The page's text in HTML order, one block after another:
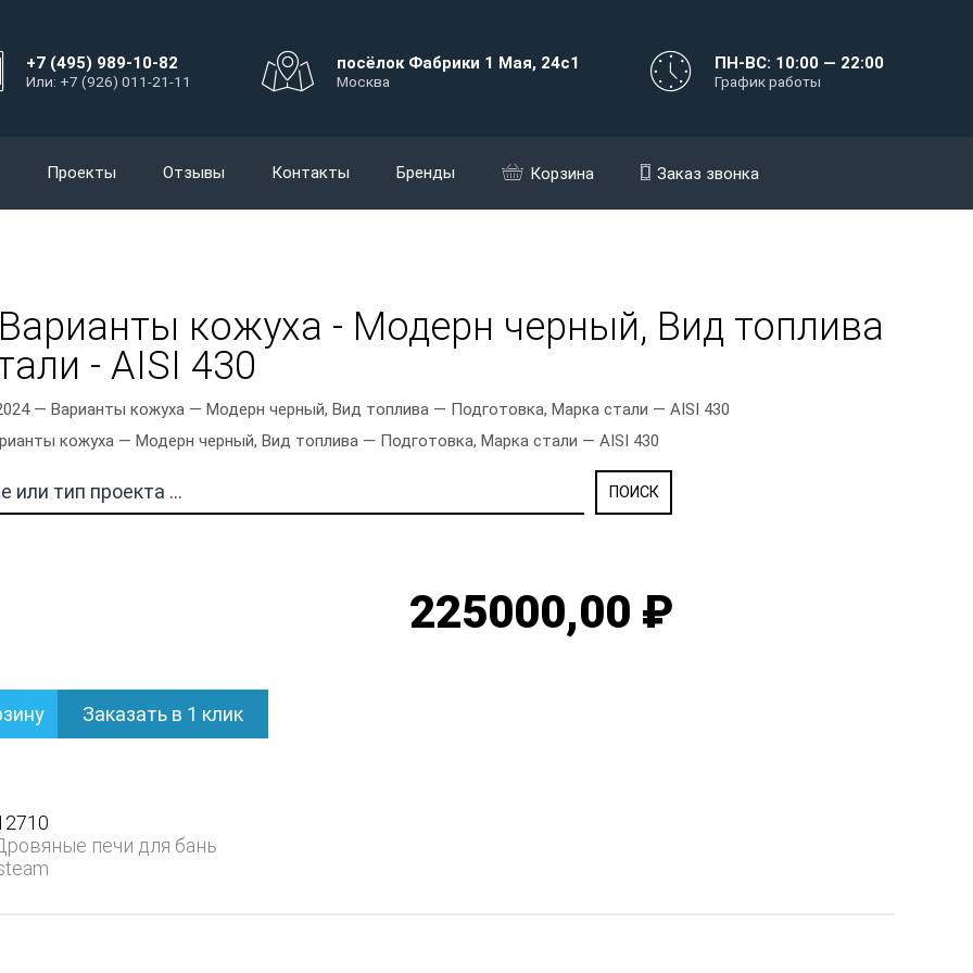
+7 (495) 989-10-82
Или: +7 (926) 011-21-11
посёлок Фабрики 1 Мая, 24с1
Москва
ПН-ВС: 10:00 — 22:00
График работы
Проекты Отзывы Контакты Бренды Корзина Заказ звонка
кожуха - Модерн черный, Вид топлива
- AISI 430
— Варианты кожуха — Модерн черный, Вид топлива — Подготовка, Марка стали — AISI 430
кожуха — Модерн черный, Вид топлива — Подготовка, Марка стали — AISI 430
225000,00 ₽
Заказать в 1 клик
печи для бань